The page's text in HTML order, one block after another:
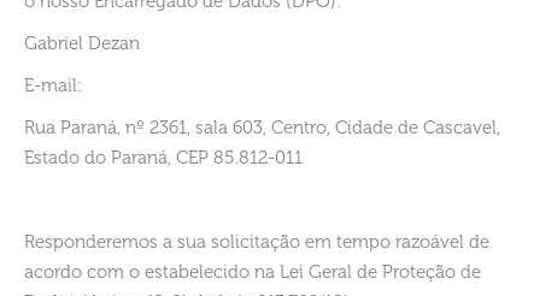
Gabriel Dezan
E-mail:
Rua Paraná, nº 2361, sala 603, Centro, Cidade de Cascavel,
Estado do Paraná, CEP 85.812-011
Responderemos a sua solicitação em tempo razoável de
acordo com o estabelecido na Lei Geral de Proteção de